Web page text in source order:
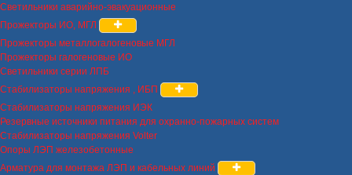
Светильники аварийно-эвакуационные
Прожекторы ИО, МГЛ
Прожекторы металлогалогеновые МГЛ
Прожекторы галогеновые ИО
Светильники серии ЛПБ
Стабилизаторы напряжения , ИБП
Стабилизаторы напряжения ИЭК
Резервные источники питания для охранно-пожарных систем
Стабилизаторы напряжения Volter
Опоры ЛЭП железобетонные
Арматура для монтажа ЛЭП и кабельных линий